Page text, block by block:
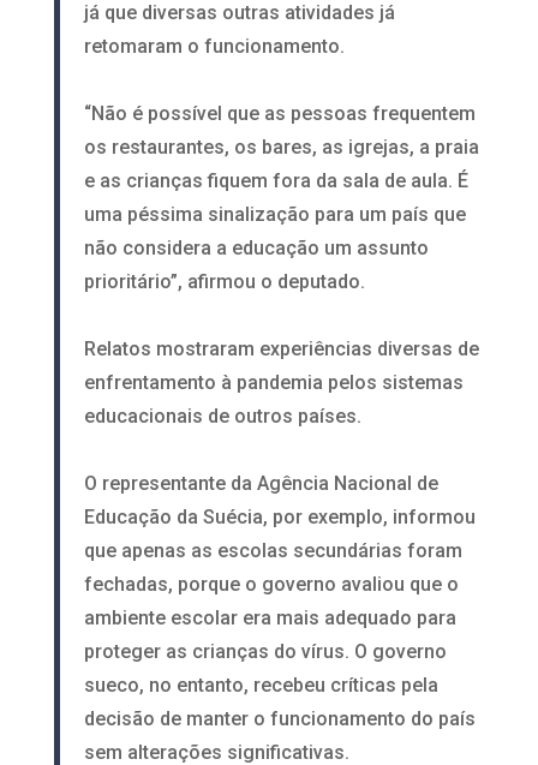
já que diversas outras atividades já
retomaram o funcionamento.
“Não é possível que as pessoas frequentem
os restaurantes, os bares, as igrejas, a praia
e as crianças fiquem fora da sala de aula. É
uma péssima sinalização para um país que
não considera a educação um assunto
prioritário”, afirmou o deputado.
Relatos mostraram experiências diversas de
enfrentamento à pandemia pelos sistemas
educacionais de outros países.
O representante da Agência Nacional de
Educação da Suécia, por exemplo, informou
que apenas as escolas secundárias foram
fechadas, porque o governo avaliou que o
ambiente escolar era mais adequado para
proteger as crianças do vírus. O governo
sueco, no entanto, recebeu críticas pela
decisão de manter o funcionamento do país
sem alterações significativas.